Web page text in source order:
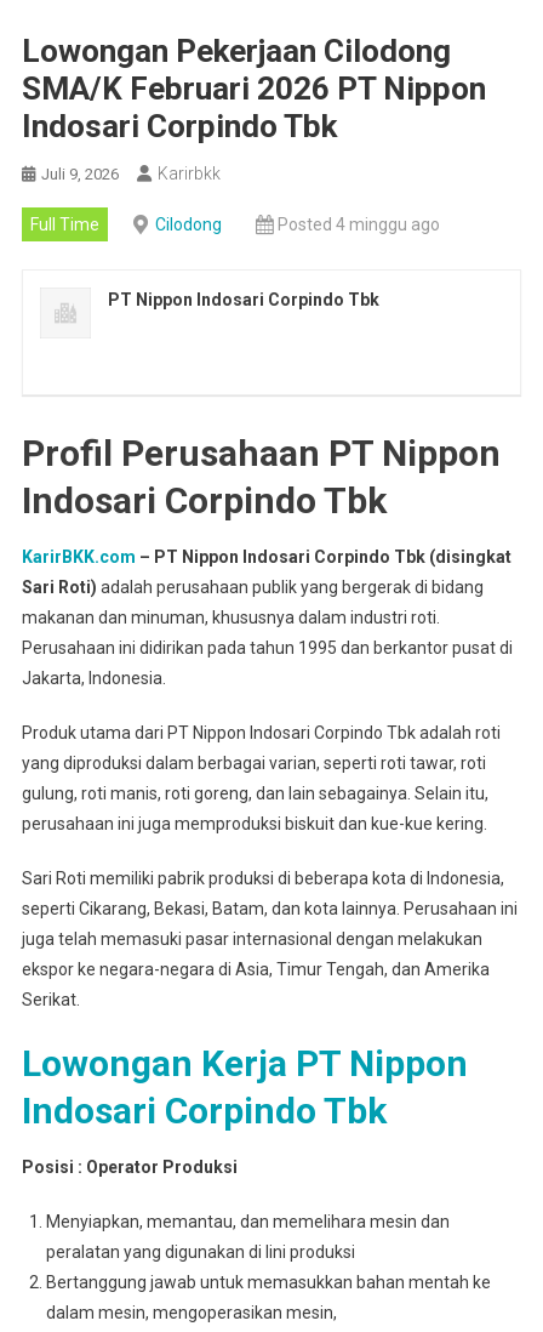
Lowongan Pekerjaan Cilodong
SMA/K Februari 2026 PT Nippon
Indosari Corpindo Tbk
Juli 9, 2026 Karirbkk
Full Time Cilodong Posted 4 minggu ago
PT Nippon Indosari Corpindo Tbk
Profil Perusahaan PT Nippon
Indosari Corpindo Tbk
KarirBKK.com – PT Nippon Indosari Corpindo Tbk (disingkat
Sari Roti) adalah perusahaan publik yang bergerak di bidang
makanan dan minuman, khususnya dalam industri roti.
Perusahaan ini didirikan pada tahun 1995 dan berkantor pusat di
Jakarta, Indonesia.
Produk utama dari PT Nippon Indosari Corpindo Tbk adalah roti
yang diproduksi dalam berbagai varian, seperti roti tawar, roti
gulung, roti manis, roti goreng, dan lain sebagainya. Selain itu,
perusahaan ini juga memproduksi biskuit dan kue-kue kering.
Sari Roti memiliki pabrik produksi di beberapa kota di Indonesia,
seperti Cikarang, Bekasi, Batam, dan kota lainnya. Perusahaan ini
juga telah memasuki pasar internasional dengan melakukan
ekspor ke negara-negara di Asia, Timur Tengah, dan Amerika
Serikat.
Lowongan Kerja PT Nippon
Indosari Corpindo Tbk
Posisi : Operator Produksi
Menyiapkan, memantau, dan memelihara mesin dan
peralatan yang digunakan di lini produksi
Bertanggung jawab untuk memasukkan bahan mentah ke
dalam mesin, mengoperasikan mesin,